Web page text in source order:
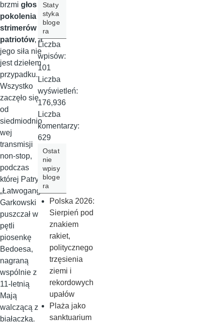
brzmi głos
pokolenia
strimerów i
patriotów, a
jego siła nie
jest dziełem
przypadku.
Wszystko
zaczęło się
od
siedmiodnio
wej
transmisji
non-stop,
podczas
której Patryk
„Łatwogang”
Garkowski
puszczał w
pętli
piosenkę
Bedoesa,
nagraną
wspólnie z
11-letnią
Mają
walczącą z
białaczką.
Staty
styka
bloge
ra
Liczba
wpisów:
101
Liczba
wyświetleń:
176,936
Liczba
komentarzy:
629
Ostat
nie
wpisy
bloge
ra
Polska 2026:
Sierpień pod
znakiem
rakiet,
politycznego
trzęsienia
ziemi i
rekordowych
upałów
Plaża jako
sanktuarium